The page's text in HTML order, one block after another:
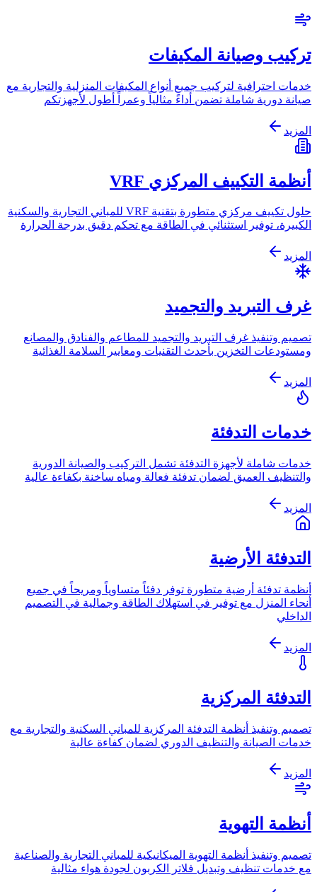
تركيب وصيانة المكيفات
خدمات احترافية لتركيب جميع أنواع المكيفات المنزلية والتجارية مع
صيانة دورية شاملة تضمن أداءً مثالياً وعمراً أطول لأجهزتكم
المزيد
أنظمة التكييف المركزي VRF
حلول تكييف مركزي متطورة بتقنية VRF للمباني التجارية والسكنية
الكبيرة، توفير استثنائي في الطاقة مع تحكم دقيق بدرجة الحرارة
المزيد
غرف التبريد والتجميد
تصميم وتنفيذ غرف التبريد والتجميد للمطاعم والفنادق والمصانع
ومستودعات التخزين بأحدث التقنيات ومعايير السلامة الغذائية
المزيد
خدمات التدفئة
خدمات شاملة لأجهزة التدفئة تشمل التركيب والصيانة الدورية
والتنظيف العميق لضمان تدفئة فعالة ومياه ساخنة بكفاءة عالية
المزيد
التدفئة الأرضية
أنظمة تدفئة أرضية متطورة توفر دفئاً متساوياً ومريحاً في جميع
أنحاء المنزل مع توفير في استهلاك الطاقة وجمالية في التصميم
الداخلي
المزيد
التدفئة المركزية
تصميم وتنفيذ أنظمة التدفئة المركزية للمباني السكنية والتجارية مع
خدمات الصيانة والتنظيف الدوري لضمان كفاءة عالية
المزيد
أنظمة التهوية
تصميم وتنفيذ أنظمة التهوية الميكانيكية للمباني التجارية والصناعية
مع خدمات تنظيف وتبديل فلاتر الكربون لجودة هواء مثالية